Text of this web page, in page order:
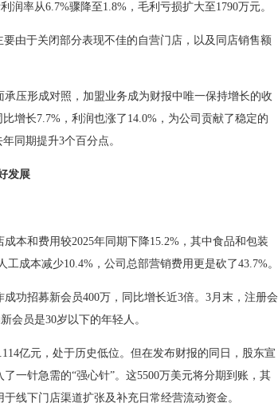
润率从6.7%骤降至1.8%，毛利亏损扩大至1790万元。
由于关闭部分表现不佳的自营门店，以及同店销售额
压形成对照，加盟业务成为财报中唯一保持增长的收
增长7.7%，利润也涨了14.0%，为公司贡献了稳定的
同期提升3个百分点。
发展
本和费用较2025年同期下降15.2%，其中食品和包装
成本减少10.4%，公司总部营销费用更是砍了43.7%。
功招募新会员400万，同比增长近3倍。3月末，注册会
会员是30岁以下的年轻人。
亿元，处于历史低位。但在发布财报的同日，股东宣
一针急需的“强心针”。这5500万美元将分期到账，其
线下门店渠道扩张及补充日常经营流动资金。